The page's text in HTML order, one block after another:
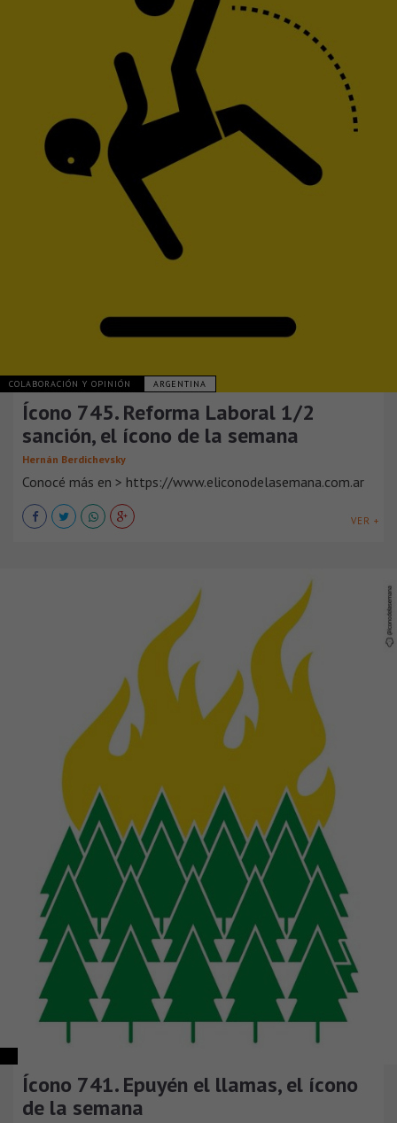
COLABORACIÓN Y OPINIÓN ARGENTINA
Ícono 745. Reforma Laboral 1/2
sanción, el ícono de la semana
Hernán Berdichevsky
Conocé más en > https://www.eliconodelasemana.com.ar
VER +
Ícono 741. Epuyén el llamas, el ícono
de la semana